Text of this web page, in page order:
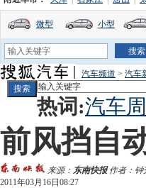
微型 小型
汽车频道 > 汽车
热词:汽车周
前风挡自
来源： 东南快报作者：钟
2011年03月16日08:27